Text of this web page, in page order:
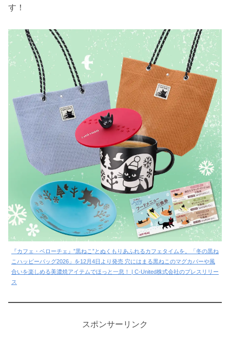
す！
『カフェ・ベローチェ』”黒ねこ”とぬくもりあふれるカフェタイムを。「冬の黒ね
こハッピーバッグ2026」を12月4日より発売 穴にはまる黒ねこのマグカバーや風
合いを楽しめる美濃焼アイテムでほっと一息！ | C-United株式会社のプレスリリー
ス
スポンサーリンク